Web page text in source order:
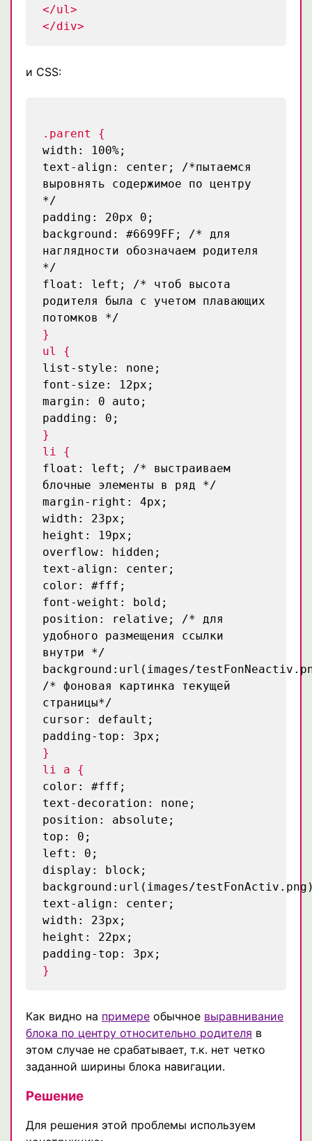
</ul>
</div>
и CSS:
.parent {
width: 100%;
text-align: center;
/*пытаемся
выровнять содержимое по центру
*/
padding: 20px 0;
background: #6699FF;
/* для
наглядности обозначаем родителя
*/
float: left;
/* чтоб высота
родителя была с учетом плавающих
потомков */
}
ul {
list-style: none;
font-size: 12px;
margin: 0 auto;
padding: 0;
}
li {
float: left;
/* выстраиваем
блочные элементы в ряд */
margin-right: 4px;
width: 23px;
height: 19px;
overflow: hidden;
text-align: center;
color: #fff;
font-weight: bold;
position: relative;
/* для
удобного размещения ссылки
внутри */
background:url(images/
/* фоновая картинка текущей
страницы*/
cursor: default;
padding-top: 3px;
}
li a {
color: #fff;
text-decoration: none;
position: absolute;
top: 0;
left: 0;
display: block;
background:url(images/
text-align: center;
width: 23px;
height: 22px;
padding-top: 3px;
}
Как видно на примере обычное выравнивание
блока по центру относительно родителя в
этом случае не срабатывает, т.к. нет четко
заданной ширины блока навигации.
Решение
Для решения этой проблемы используем